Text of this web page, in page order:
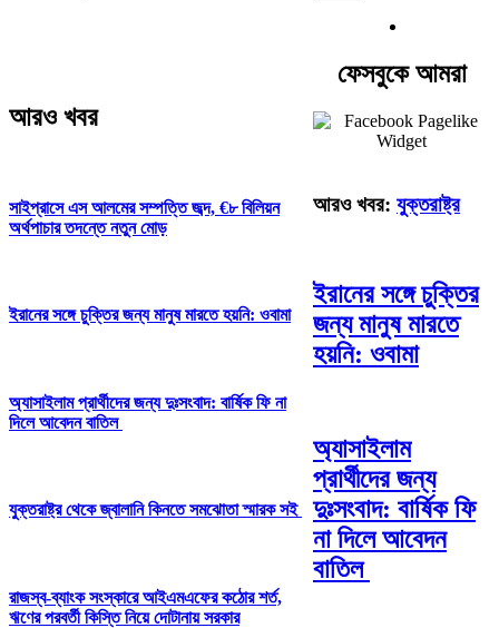
আরও খবর
সাইপ্রাসে এস আলমের সম্পত্তি জব্দ, €৮ বিলিয়ন
অর্থপাচার তদন্তে নতুন মোড়
ইরানের সঙ্গে চুক্তির জন্য মানুষ মারতে হয়নি: ওবামা
অ্যাসাইলাম প্রার্থীদের জন্য দুঃসংবাদ: বার্ষিক ফি না
দিলে আবেদন বাতিল
যুক্তরাষ্ট্র থেকে জ্বালানি কিনতে সমঝোতা স্মারক সই
রাজস্ব-ব্যাংক সংস্কারে আইএমএফের কঠোর শর্ত,
ঋণের পরবর্তী কিস্তি নিয়ে দোটানায় সরকার
ফেসবুকে আমরা
আরও খবর: যুক্তরাষ্ট্র
ইরানের সঙ্গে চুক্তির
জন্য মানুষ মারতে
হয়নি: ওবামা
অ্যাসাইলাম
প্রার্থীদের জন্য
দুঃসংবাদ: বার্ষিক ফি
না দিলে আবেদন
বাতিল